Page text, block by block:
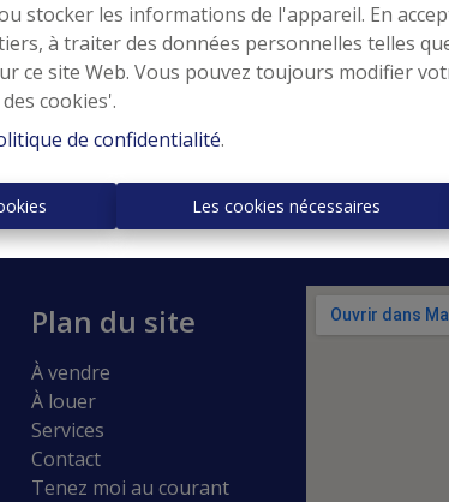
stocker les informations de l'appareil. En
à traiter des données personnelles telles
ce site Web. Vous pouvez toujours modifier
cookies'.
de confidentialité.
Les cookies nécessaires
Plan du site
À vendre
À louer
Services
Contact
Tenez moi au courant